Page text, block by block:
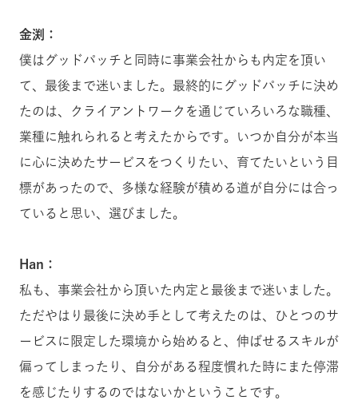
金渕：
僕はグッドパッチと同時に事業会社からも内定を頂い
て、最後まで迷いました。最終的にグッドパッチに決め
たのは、クライアントワークを通じていろいろな職種、
業種に触れられると考えたからです。いつか自分が本当
に心に決めたサービスをつくりたい、育てたいという目
標があったので、多様な経験が積める道が自分には合っ
ていると思い、選びました。
Han：
私も、事業会社から頂いた内定と最後まで迷いました。
ただやはり最後に決め手として考えたのは、ひとつのサ
ービスに限定した環境から始めると、 伸ばせるスキルが
偏ってしまったり、自分がある程度慣れた時にまた停滞
を感じたりするのではないかということです。